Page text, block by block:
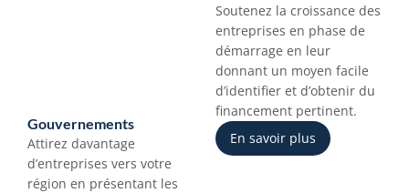
Gouvernements
Attirez davantage
d’entreprises vers votre
région en présentant les
Soutenez la croissance des
entreprises en phase de
démarrage en leur
donnant un moyen facile
d’identifier et d’obtenir du
financement pertinent.
En savoir plus